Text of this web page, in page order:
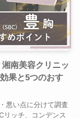
南美容クリニッ
果と5つのおす
悪い点に分けて調査
リッチ、コンデンス